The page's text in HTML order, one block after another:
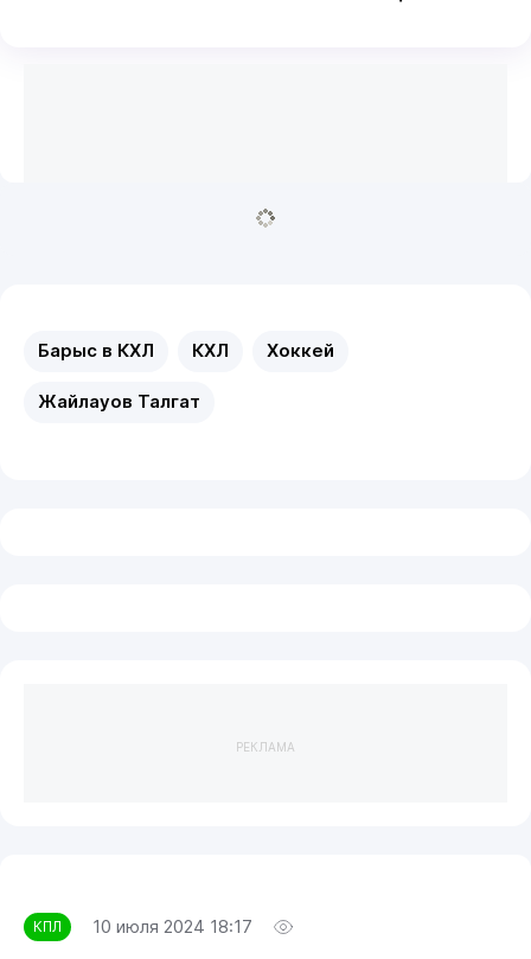
Барыс в КХЛ КХЛ Хоккей
Жайлауов Талгат
РЕКЛАМА
КПЛ 10 июля 2024 18:17